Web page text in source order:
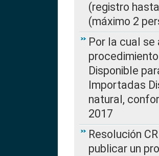
(registro
(máximo 2
Por la cual
Disponible
Importadas
natural,
2017
Resolución
publicar un